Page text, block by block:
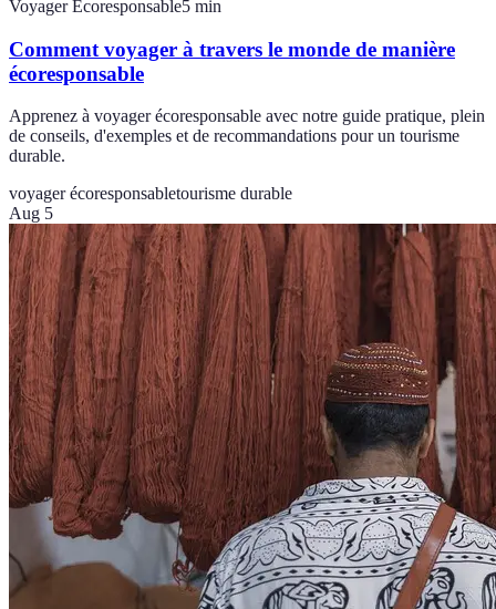
Voyager Écoresponsable5 min
Comment voyager à travers le monde de manière
écoresponsable
Apprenez à voyager écoresponsable avec notre guide pratique, plein
de conseils, d'exemples et de recommandations pour un tourisme
durable.
voyager écoresponsabletourisme durable
Aug 5